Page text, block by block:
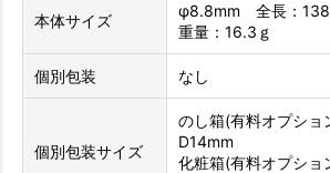
本体サイズ
φ8.8mm 全長：
重量：16.3ｇ
個別包装 なし
個別包装サイズ
のし箱(有料オプシ
D14mm
化粧箱(有料オプシ